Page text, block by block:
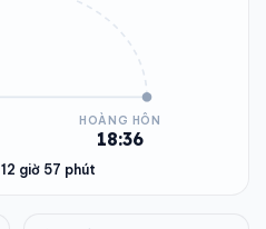
HOÀNG HÔN
18:36
12 giờ 57 phút